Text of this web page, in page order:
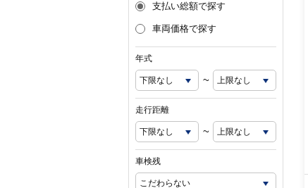
支払い総額で探す
車両価格で探す
年式
~
走行距離
~
車検残